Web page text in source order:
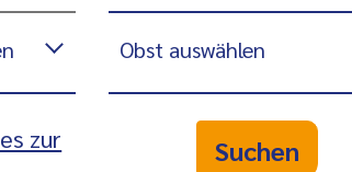
Obst auswählen
zur
Suchen